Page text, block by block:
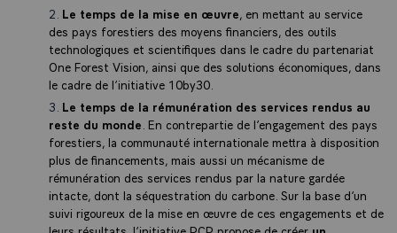
Le temps de la mise en œuvre, en mettant au service
des pays forestiers des moyens financiers, des outils
technologiques et scientifiques dans le cadre du partenariat
One Forest Vision, ainsi que des solutions économiques, dans
le cadre de l’initiative 10by30.
Le temps de la rémunération des services rendus au
reste du monde . En contrepartie de l’engagement des pays
forestiers, la communauté internationale mettra à disposition
plus de financements, mais aussi un mécanisme de
rémunération des services rendus par la nature gardée
intacte, dont la séquestration du carbone. Sur la base d’un
suivi rigoureux de la mise en œuvre de ces engagements et de